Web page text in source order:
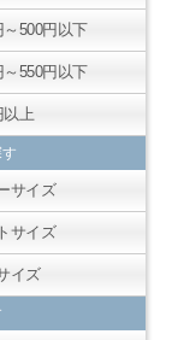
500円以下
550円以下
以上
サイズ
サイズ
イズ